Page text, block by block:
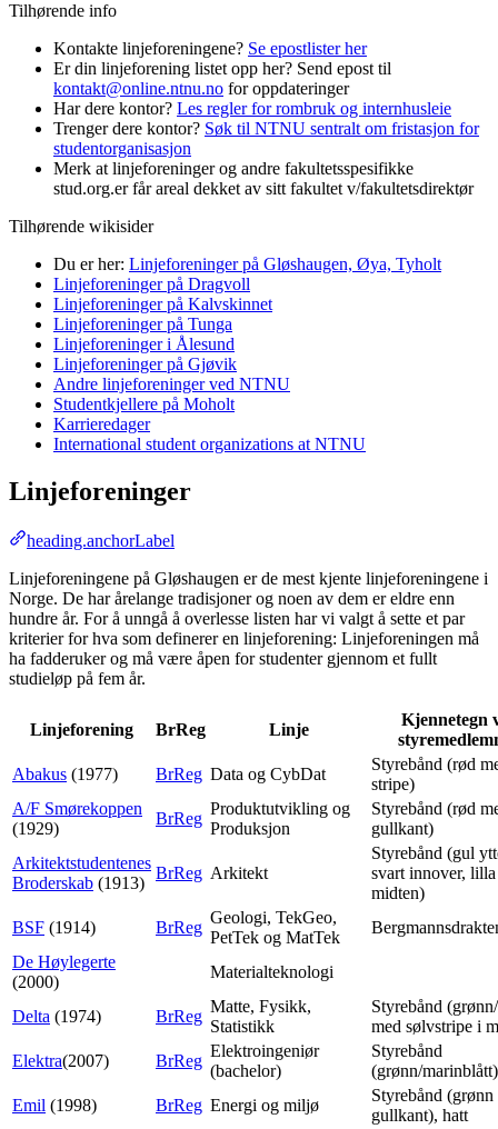
Tilhørende info
Kontakte linjeforeningene? Se epostlister her
Er din linjeforening listet opp her? Send epost til
kontakt@online.ntnu.no for oppdateringer
Har dere kontor? Les regler for rombruk og internhusleie
Trenger dere kontor? Søk til NTNU sentralt om fristasjon for
studentorganisasjon
Merk at linjeforeninger og andre fakultetsspesifikke
stud.org.er får areal dekket av sitt fakultet v/fakultetsdirektør
Tilhørende wikisider
Du er her: Linjeforeninger på Gløshaugen, Øya, Tyholt
Linjeforeninger på Dragvoll
Linjeforeninger på Kalvskinnet
Linjeforeninger på Tunga
Linjeforeninger i Ålesund
Linjeforeninger på Gjøvik
Andre linjeforeninger ved NTNU
Studentkjellere på Moholt
Karrieredager
International student organizations at NTNU
Linjeforeninger
heading.anchorLabel
Linjeforeningene på Gløshaugen er de mest kjente linjeforeningene i
Norge. De har årelange tradisjoner og noen av dem er eldre enn
hundre år. For å unngå å overlesse listen har vi valgt å sette et par
kriterier for hva som definerer en linjeforening: Linjeforeningen må
ha fadderuker og må være åpen for studenter gjennom et fullt
studieløp på fem år.
Linjeforening BrReg Linje
Kjennetegn
Abakus (1977) BrReg Data og CybDat
Styrebånd (rød
stripe)
A/F Smørekoppen
(1929)
BrReg
Produktutvikling og
Produksjon
Styrebånd (rød
gullkant)
Arkitektstudentenes
Broderskab (1913)
BrReg Arkitekt
Styrebånd (gul
svart innover,
midten)
BSF (1914) BrReg
Geologi, TekGeo,
PetTek og MatTek
De Høylegerte
(2000)
Materialteknologi
Delta (1974) BrReg
Matte, Fysikk,
Statistikk
Styrebånd
med sølvstripe i
Elektra(2007) BrReg
Elektroingeniør
(bachelor)
Styrebånd
(grønn/marinblått)
Emil (1998) BrReg Energi og miljø
Styrebånd (grønn
gullkant), hatt